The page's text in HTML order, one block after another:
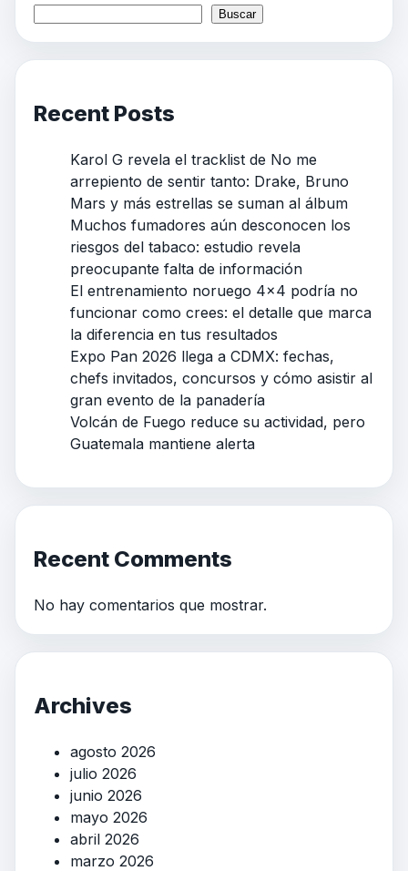
Buscar
Recent Posts
Karol G revela el tracklist de No me
arrepiento de sentir tanto: Drake, Bruno
Mars y más estrellas se suman al álbum
Muchos fumadores aún desconocen los
riesgos del tabaco: estudio revela
preocupante falta de información
El entrenamiento noruego 4×4 podría no
funcionar como crees: el detalle que marca
la diferencia en tus resultados
Expo Pan 2026 llega a CDMX: fechas,
chefs invitados, concursos y cómo asistir al
gran evento de la panadería
Volcán de Fuego reduce su actividad, pero
Guatemala mantiene alerta
Recent Comments
No hay comentarios que mostrar.
Archives
agosto 2026
julio 2026
junio 2026
mayo 2026
abril 2026
marzo 2026